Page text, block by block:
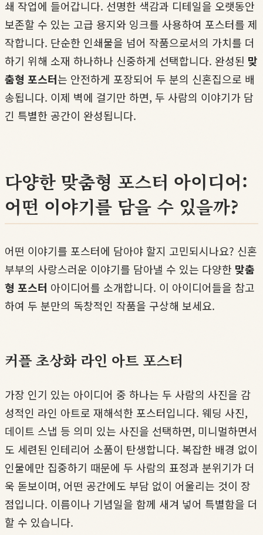
쇄 작업에 들어갑니다. 선명한 색감과 디테일을 오랫동안
보존할 수 있는 고급 용지와 잉크를 사용하여 포스터를 제
작합니다. 단순한 인쇄물을 넘어 작품으로서의 가치를 더
하기 위해 소재 하나하나 신중하게 선택합니다. 완성된 맞
춤형 포스터는 안전하게 포장되어 두 분의 신혼집으로 배
송됩니다. 이제 벽에 걸기만 하면, 두 사람의 이야기가 담
긴 특별한 공간이 완성됩니다.
다양한 맞춤형 포스터 아이디어:
어떤 이야기를 담을 수 있을까?
어떤 이야기를 포스터에 담아야 할지 고민되시나요? 신혼
부부의 사랑스러운 이야기를 담아낼 수 있는 다양한 맞춤
형 포스터 아이디어를 소개합니다. 이 아이디어들을 참고
하여 두 분만의 독창적인 작품을 구상해 보세요.
커플 초상화 라인 아트 포스터
가장 인기 있는 아이디어 중 하나는 두 사람의 사진을 감
성적인 라인 아트로 재해석한 포스터입니다. 웨딩 사진,
데이트 스냅 등 의미 있는 사진을 선택하면, 미니멀하면서
도 세련된 인테리어 소품이 탄생합니다. 복잡한 배경 없이
인물에만 집중하기 때문에 두 사람의 표정과 분위기가 더
욱 돋보이며, 어떤 공간에도 부담 없이 어울리는 것이 장
점입니다. 이름이나 기념일을 함께 새겨 넣어 특별함을 더
할 수 있습니다.